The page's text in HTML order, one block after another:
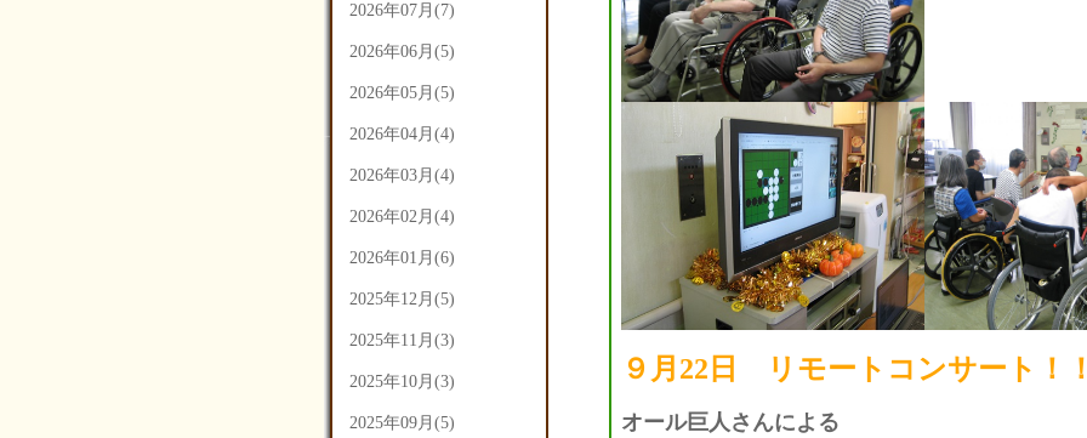
2026年07月(7)
2026年06月(5)
2026年05月(5)
2026年04月(4)
2026年03月(4)
2026年02月(4)
2026年01月(6)
2025年12月(5)
2025年11月(3)
2025年10月(3)
2025年09月(5)
９月22日 リモートコンサート！
オール巨人さんによる